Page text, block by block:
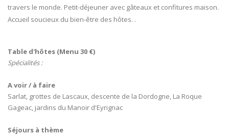
travers le monde. Petit-déjeuner avec gâteaux et confitures maison.
Accueil soucieux du bien-être des hôtes. .
Table d'hôtes (Menu 30 €)
Spécialités :
A voir / à faire
Sarlat, grottes de Lascaux, descente de la Dordogne, La Roque
Gageac, jardins du Manoir d'Eyrignac
Séjours à thème